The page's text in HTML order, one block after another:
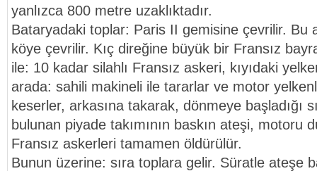
yanlızca 800 metre uzaklıktadır.
Bataryadaki toplar: Paris II gemisine çevrilir. Bu
köye çevrilir. Kıç direğine büyük bir Fransız
ile: 10 kadar silahlı Fransız askeri, kıyıdaki
arada: sahili makineli ile tararlar ve motor
keserler, arkasına takarak, dönmeye başladığı
bulunan piyade takımının baskın ateşi, motoru
Fransız askerleri tamamen öldürülür.
Bunun üzerine: sıra toplara gelir. Süratle ateşe